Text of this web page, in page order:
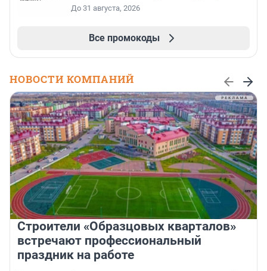
До 31 августа, 2026
Все промокоды
НОВОСТИ КОМПАНИЙ
Строители «Образцовых кварталов»
встречают профессиональный
праздник на работе